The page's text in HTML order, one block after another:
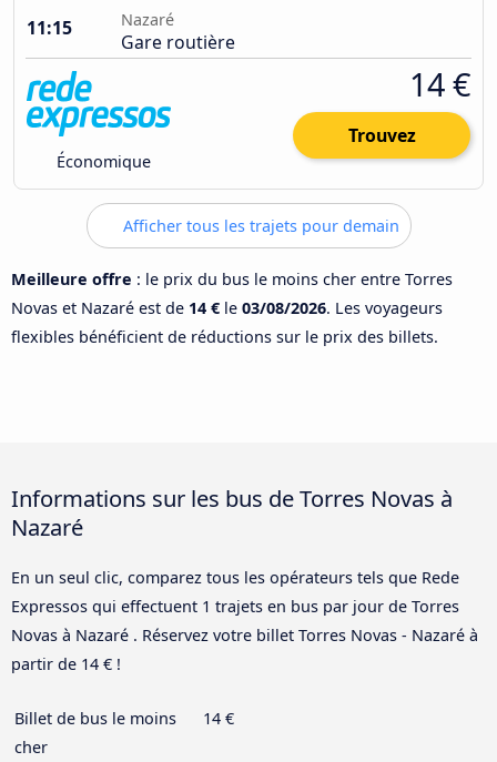
11:15
Nazaré
Gare routière
Économique
14 €
Trouvez
Afficher tous les trajets pour demain
Meilleure offre : le prix du bus le moins cher entre Torres
Novas et Nazaré est de 14 € le 03/08/2026. Les voyageurs
flexibles bénéficient de réductions sur le prix des billets.
Informations sur les bus de Torres Novas à
Nazaré
En un seul clic, comparez tous les opérateurs tels que Rede
Expressos qui effectuent 1 trajets en bus par jour de Torres
Novas à Nazaré . Réservez votre billet Torres Novas - Nazaré à
partir de 14 € !
Billet de bus le moins
cher
14 €